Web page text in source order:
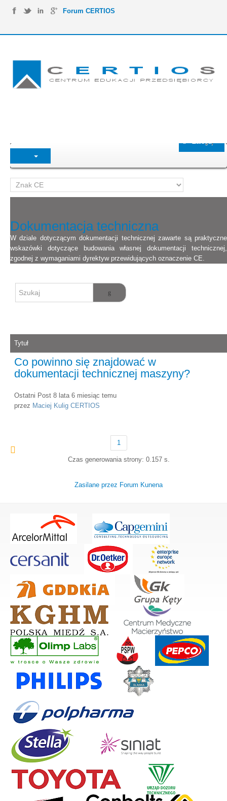
Forum CERTIOS
Dokumentacja techniczna
W dziale dotyczącym dokumentacji technicznej zawarte są praktyczne
wskazówki dotyczące budowania własnej dokumentacji technicznej,
zgodnej z wymaganiami dyrektyw przewidujących oznaczenie CE.
Tytuł
Co powinno się znajdować w
dokumentacji technicznej maszyny?
Ostatni Post 8 lata 6 miesiąc temu
przez Maciej Kulig CERTIOS
1
Czas generowania strony: 0.157 s.
Zasilane przez Forum Kunena